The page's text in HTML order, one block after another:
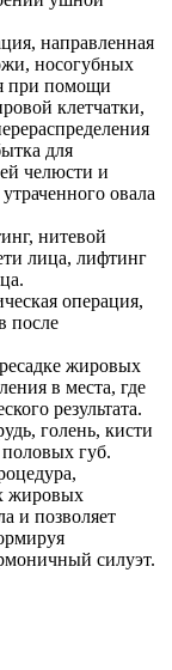
направленная
носогубных
при помощи
клетчатки,
для
челюсти и
овала
нитевой
лица, лифтинг
операция,
после
жировых
в места, где
результата.
голень, кисти
губ.
жировых
и позволяет
силуэт.